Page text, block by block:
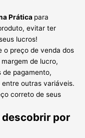
Prática para
evitar ter
lucros!
o preço de venda dos
de lucro,
de pagamento,
outras variáveis.
correto de seus
descobrir por